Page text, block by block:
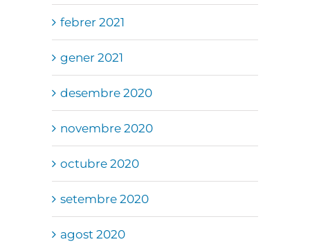
febrer 2021
gener 2021
desembre 2020
novembre 2020
octubre 2020
setembre 2020
agost 2020